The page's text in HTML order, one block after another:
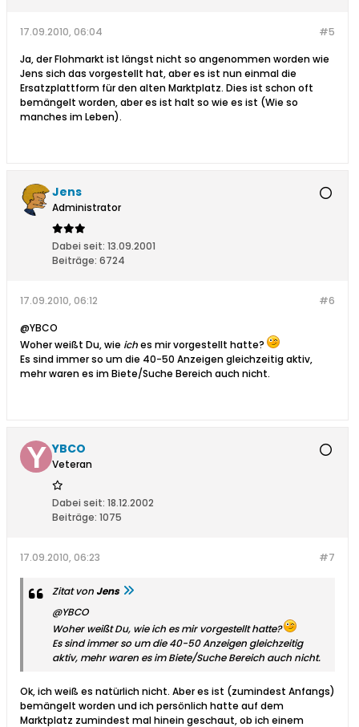
#5
17.09.2010, 06:04
Ja, der Flohmarkt ist längst nicht so angenommen worden wie
Jens sich das vorgestellt hat, aber es ist nun einmal die
Ersatzplattform für den alten Marktplatz. Dies ist schon oft
bemängelt worden, aber es ist halt so wie es ist (Wie so
manches im Leben).
Jens
Administrator
Dabei seit: 13.09.2001
Beiträge: 6724
#6
17.09.2010, 06:12
@YBCO
Woher weißt Du, wie iches mir vorgestellt hatte?
Es sind immer so um die 40-50 Anzeigen gleichzeitig aktiv,
mehr waren es im Biete/Suche Bereich auch nicht.
YBCO
Veteran
Dabei seit: 18.12.2002
Beiträge: 1075
#7
17.09.2010, 06:23
Zitat von Jens
@YBCO
Woher weißt Du, wieich es mir vorgestellt hatte?
Es sind immer so um die 40-50 Anzeigen gleichzeitig
aktiv, mehr waren es im Biete/Suche Bereich auch nicht.
Ok, ich weiß es natürlich nicht. Aber es ist (zumindest Anfangs)
bemängelt worden und ich persönlich hatte auf dem
Marktplatz zumindest mal hinein geschaut, ob ich einem